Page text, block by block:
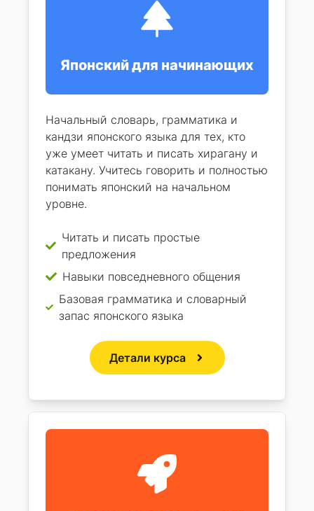
Японский для начинающих
Начальный словарь, грамматика и
кандзи японского языка для тех, кто
уже умеет читать и писать хирагану и
катакану. Учитесь говорить и полностью
понимать японский на начальном
уровне.
Читать и писать простые
предложения
Навыки повседневного общения
Базовая грамматика и словарный
запас японского языка
Детали курса